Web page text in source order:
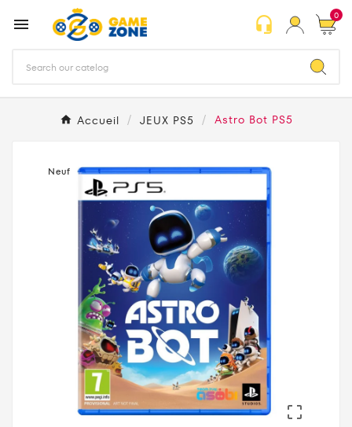
 headset_mic 0
Accueil JEUX PS5 Astro Bot PS5
Neuf
